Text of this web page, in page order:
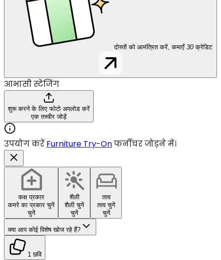
दोस्तों को आमंत्रित करें, कमाएँ 30 क्रेडिट
आभासी स्टेजिंग
शुरू करने के लिए फोटो अपलोड करें
एक तस्वीर जोड़ें
उपयोग करें Furniture Try-Onफर्नीचर जोड़ने में।
कक्ष प्रकार
कमरे का प्रकार चुनें
चुनें
शैली
शैली चुनें
चुनें
तत्व
तत्व चुनें
चुनें
क्या आप कोई विशेष खोज रहे हैं?
1 छवि